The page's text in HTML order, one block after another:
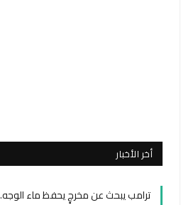
أخر الأخبار
ترامب يبحث عن مخرجٍ يحفظ ماء